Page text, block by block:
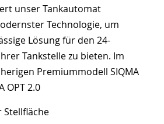
unser Tankautomat
Technologie, um
Lösung für den 24-
Tankstelle zu bieten. Im
Premiummodell SIQMA
OPT 2.0
Stellfläche